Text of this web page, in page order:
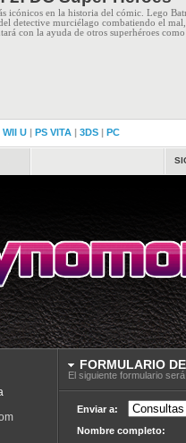
icónicos en la historia del cómic. Lego
detective murciélago combatiendo el
con la ayuda de otros superhéroes como
WII U | PS VITA | 3DS | PC
FORMULARIO
El siguiente formulario
Enviar a:
Nombre completo: